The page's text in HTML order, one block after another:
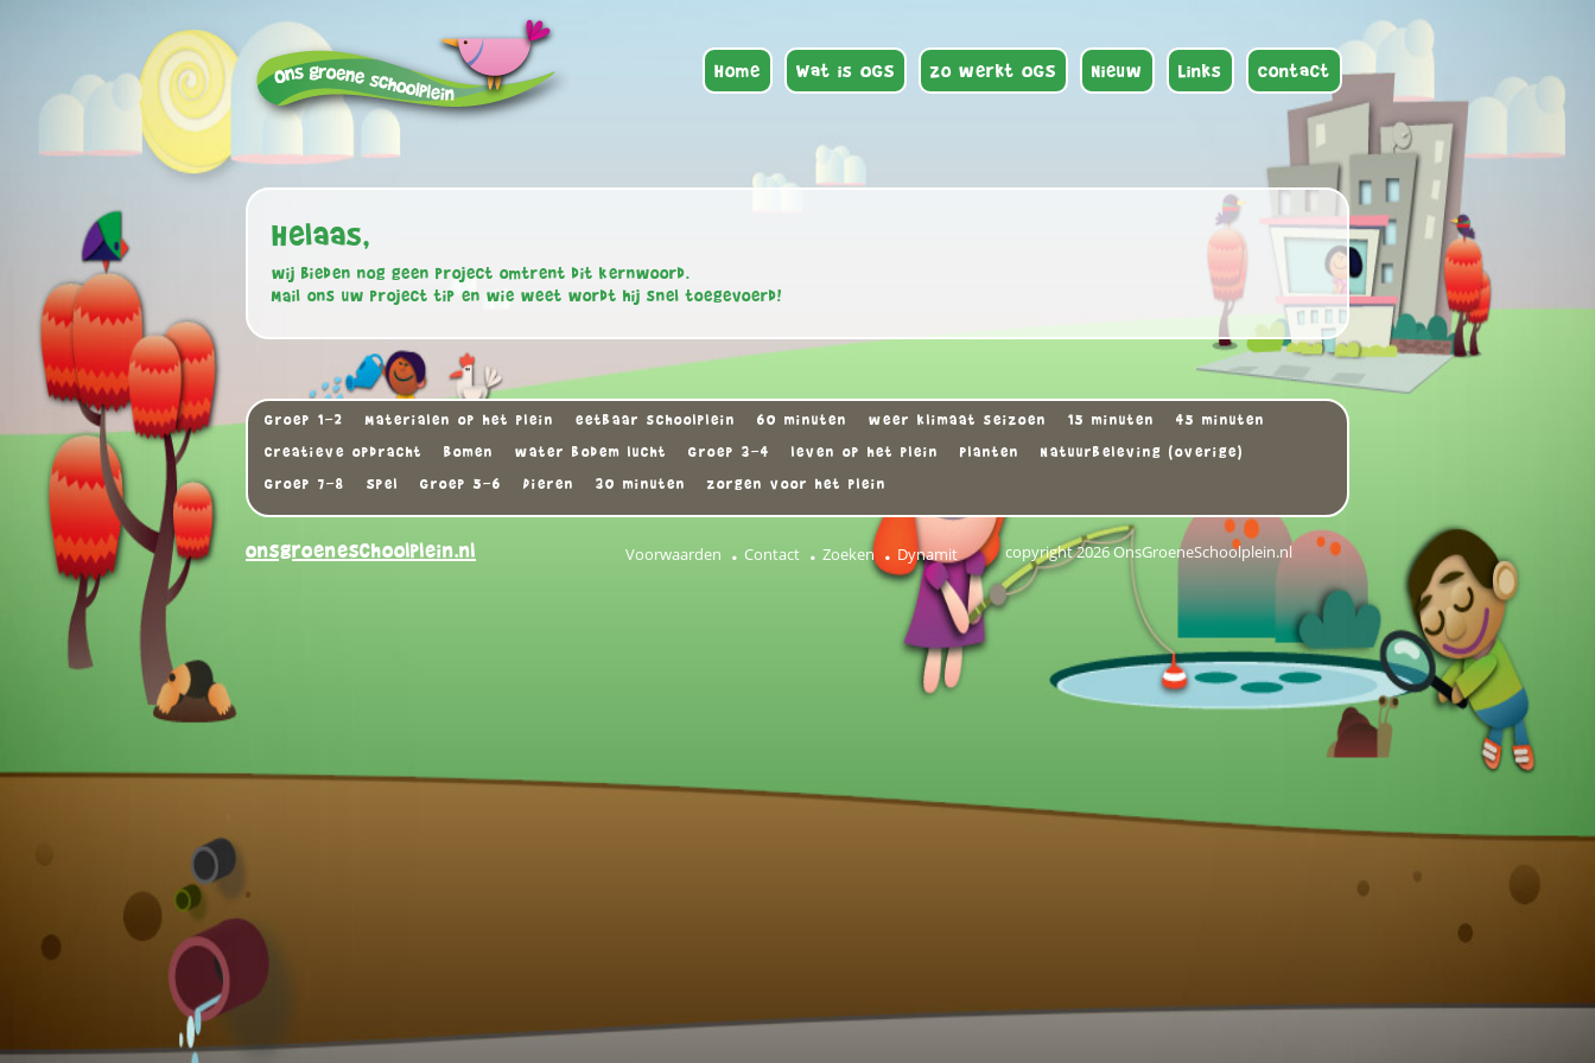
Home Wat is OGS Zo werkt OGS Nieuw Links Contact
Helaas,
wij bieden nog geen project omtrent dit kernwoord.
Mail ons uw project tip en wie weet wordt hij snel toegevoerd!
Groep 1-2 Materialen op het plein eetbaar schoolplein 60 minuten weer klimaat seizoen 15 minuten
45 minuten
Creatieve opdracht
Bomen water bodem lucht Groep 3-4 leven op het plein Planten
Natuurbeleving (overige)
Groep 7-8
Spel Groep 5-6 Dieren 30 minuten zorgen voor het plein
onsgroeneschoolplein.nl Voorwaarden Contact Zoeken Dynamit copyright 2026 OnsGroeneSchoolplein.nl